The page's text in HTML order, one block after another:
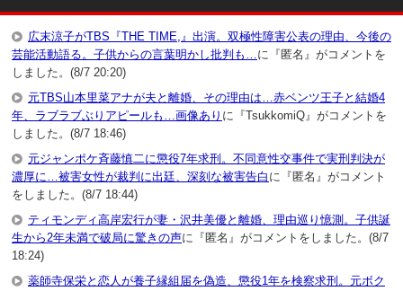
広末涼子がTBS『THE TIME,』出演。双極性障害公表の理由、今後の
芸能活動語る。子供からの言葉明かし批判も…に『匿名』がコメントを
しました。(8/7 20:20)
元TBS山本里菜アナが夫と離婚、その理由は…赤ベンツ王子と結婚4
年、ラブラブぶりアピールも…画像あり に『TsukkomiQ』がコメントを
しました。(8/7 18:46)
元ジャンポケ斉藤慎二に懲役7年求刑。不同意性交事件で実刑判決が
濃厚に…被害女性が裁判に出廷、深刻な被害告白 に『匿名』がコメント
をしました。(8/7 18:44)
ティモンディ高岸宏行が妻・沢井美優と離婚、理由巡り憶測。子供誕
生から2年未満で破局に驚きの声に『匿名』がコメントをしました。(8/7
18:24)
薬師寺保栄と恋人が養子縁組届を偽造、懲役1年を検察求刑。元ボク